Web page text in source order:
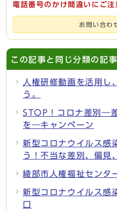
電話番号のかけ間違いにご注
お問い合わ
この記事と同じ分類の記事
人権研修動画を活用し
う。
STOP！コロナ差別―
を―キャンペーン
新型コロナウイルス感
う！不当な差別、偏見
綾部市人権福祉センタ
新型コロナウイルス感
口